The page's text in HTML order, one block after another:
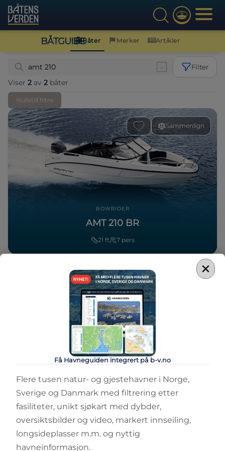
BÅTGUIDEBåter Merker Artikler
Filter
Viser 2 av 2 båter
Nullstill filtre
Sammenlign
BOWRIDER
AMT 210 BR
21 ft 7 pers
DAYCRUISER
AMT 210 DC
21 ft 7 pers 2 senger
×
Få Havneguiden integrert på b-v.no
Flere tusen natur- og gjestehavner i Norge,
Sverige og Danmark med filtrering etter
fasiliteter, unikt sjøkart med dybder,
oversiktsbilder og video, markert innseiling,
longsideplasser m.m. og nyttig
havneinformasjon.